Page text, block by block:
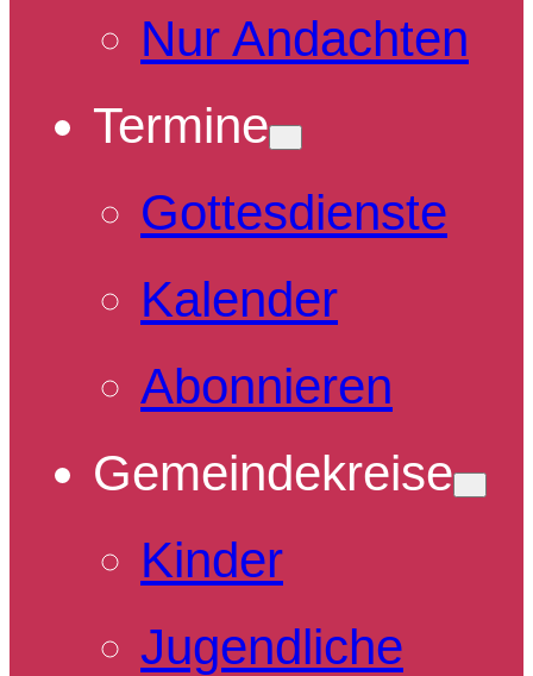
Nur Andachten
Termine
Gottesdienste
Kalender
Abonnieren
Gemeindekreise
Kinder
Jugendliche